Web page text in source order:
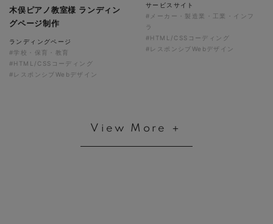
サービスサイト
#メーカー・製造業・工業・インフ
ラ
#HTML/CSSコーディング
#レスポンシブWebデザイン
木俣ピアノ教室様 ランディン
グページ制作
ランディングページ
#学校・保育・教育
#HTML/CSSコーディング
#レスポンシブWebデザイン
View More ＋